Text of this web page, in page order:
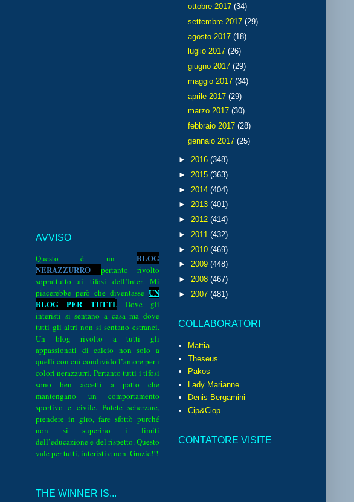
AVVISO
Questo è un BLOG
NERAZZURRO pertanto rivolto
soprattutto ai tifosi dell’Inter. Mi
piacerebbe però che diventasse UN
BLOG PER TUTTI.
Dove gli
interisti si sentano a casa ma dove
tutti gli altri non si sentano estranei.
Un blog rivolto a tutti gli
appassionati di calcio non solo a
quelli con cui condivido l’amore per i
colori nerazzurri. Pertanto tutti i tifosi
sono ben accetti a patto che
mantengano un comportamento
sportivo e civile. Potete scherzare,
prendere in giro, fare sfottò purché
non si superino i limiti
dell’educazione e del rispetto. Questo
vale per tutti, interisti e non. Grazie!!!
THE WINNER IS...
ottobre 2017 (34)
settembre 2017 (29)
agosto 2017 (18)
luglio 2017 (26)
giugno 2017 (29)
maggio 2017 (34)
aprile 2017 (29)
marzo 2017 (30)
febbraio 2017 (28)
gennaio 2017 (25)
► 2016 (348)
► 2015 (363)
► 2014 (404)
► 2013 (401)
► 2012 (414)
► 2011 (432)
► 2010 (469)
► 2009 (448)
► 2008 (467)
► 2007 (481)
COLLABORATORI
Mattia
Theseus
Pakos
Lady Marianne
Denis Bergamini
Cip&Ciop
CONTATORE VISITE